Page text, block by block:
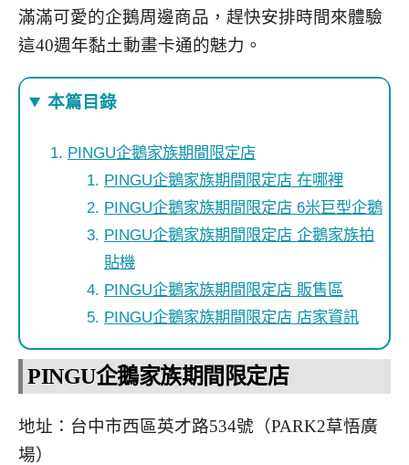
滿滿可愛的企鵝周邊商品，趕快安排時間來體驗
這40週年黏土動畫卡通的魅力。
本篇目錄
PINGU企鵝家族期間限定店
PINGU企鵝家族期間限定店 在哪裡
PINGU企鵝家族期間限定店 6米巨型企鵝
PINGU企鵝家族期間限定店 企鵝家族拍
貼機
PINGU企鵝家族期間限定店 販售區
PINGU企鵝家族期間限定店 店家資訊
PINGU企鵝家族期間限定店
地址：台中市西區英才路534號（PARK2草悟廣
場）